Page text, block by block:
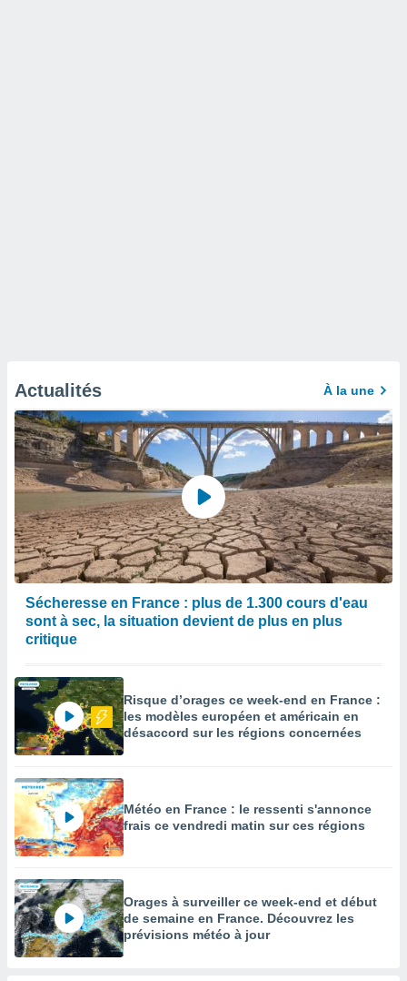
Actualités À la une
Sécheresse en France : plus de 1.300 cours d'eau
sont à sec, la situation devient de plus en plus
critique
Risque d’orages ce week-end en France :
les modèles européen et américain en
désaccord sur les régions concernées
Météo en France : le ressenti s'annonce
frais ce vendredi matin sur ces régions
Orages à surveiller ce week-end et début
de semaine en France. Découvrez les
prévisions météo à jour